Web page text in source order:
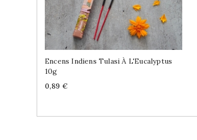
Encens Indiens Tulasi À L'Eucalyptus
10g
Price
0,89 €